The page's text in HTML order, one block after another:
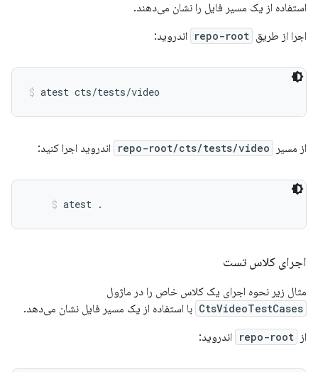
استفاده از یک مسیر فایل را نشان می‌دهند.
اجرا از طریق repo-root اندروید:
atest cts/tests/video
از مسیر repo-root/cts/tests/video اندروید اجرا کنید:
atest .
اجرای کلاس تست
مثال زیر نحوه اجرای یک کلاس خاص را در ماژول
CtsVideoTestCases با استفاده از یک مسیر فایل نشان می‌دهد.
از repo-root اندروید: